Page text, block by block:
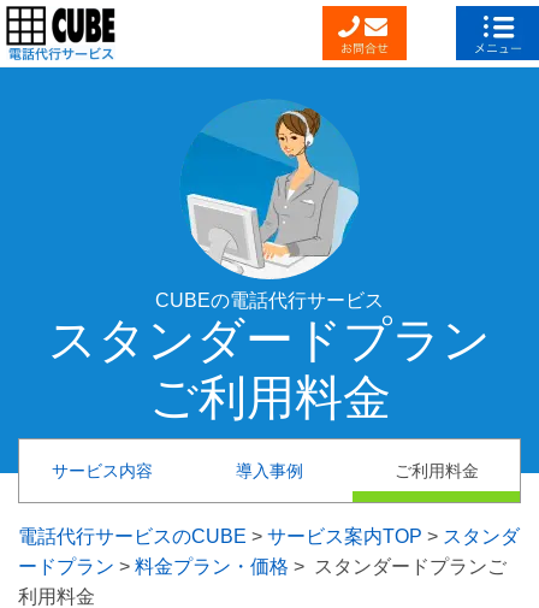
CUBEの電話代行サービス
スタンダードプラン
ご利用料金
サービス内容 導入事例 ご利用料金
電話代行サービスのCUBE > サービス案内TOP > スタンダ
ードプラン > 料金プラン・価格 > スタンダードプランご
利用料金